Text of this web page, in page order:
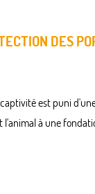
DES
est puni
à une